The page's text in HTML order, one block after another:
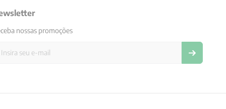
nossas promoções